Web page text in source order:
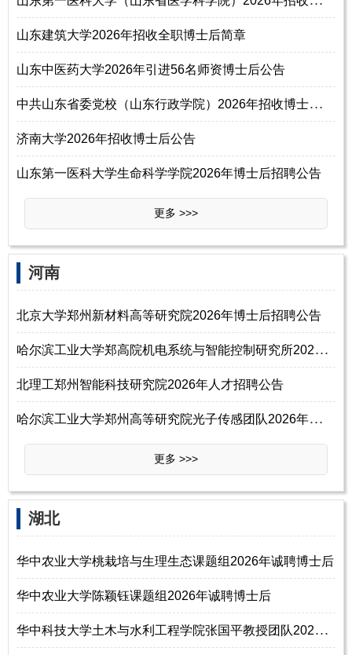
山东建筑大学2026年招收全职博士后简章
山东中医药大学2026年引进56名师资博士后公告
中
共山东省委党校（山东行政学院）2026年招收博士后公告
济南大学2026年招收博士后公告
山东第一医科大学生命科学学院2026年博士后招聘公告
更多 >>>
‌‌河南
北京大学郑州新材料高等研究院2026年博士后招聘公告
哈
尔滨工业大学郑高院机电系统与智能控制研究所2026年诚聘博士后、研究员、
北理工郑州智能科技研究院2026年人才招聘公告
哈
尔滨工业大学郑州高等研究院光子传感团队2026年诚聘博士后、海外优青（长
更多 >>>
‌‌湖北
华中农业大学桃栽培与生理生态课题组2026年诚聘博士后
华中农业大学陈颖钰课题组2026年诚聘博士后
华
中科技大学土木与水利工程学院张国平教授团队2026年诚聘博士后